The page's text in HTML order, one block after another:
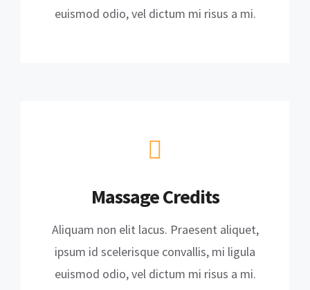
euismod odio, vel dictum mi risus a mi.
Massage Credits
Aliquam non elit lacus. Praesent aliquet,
ipsum id scelerisque convallis, mi ligula
euismod odio, vel dictum mi risus a mi.